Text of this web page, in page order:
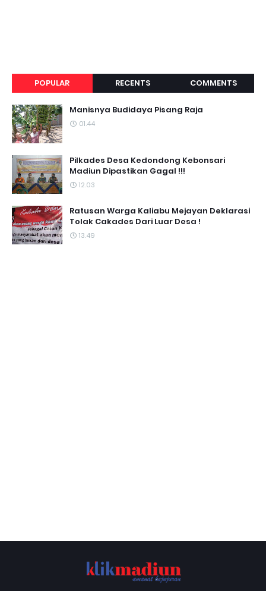
POPULAR RECENTS COMMENTS
Manisnya Budidaya Pisang Raja
01.44
Pilkades Desa Kedondong Kebonsari
Madiun Dipastikan Gagal !!!
12.03
Ratusan Warga Kaliabu Mejayan Deklarasi
Tolak Cakades Dari Luar Desa !
13.49